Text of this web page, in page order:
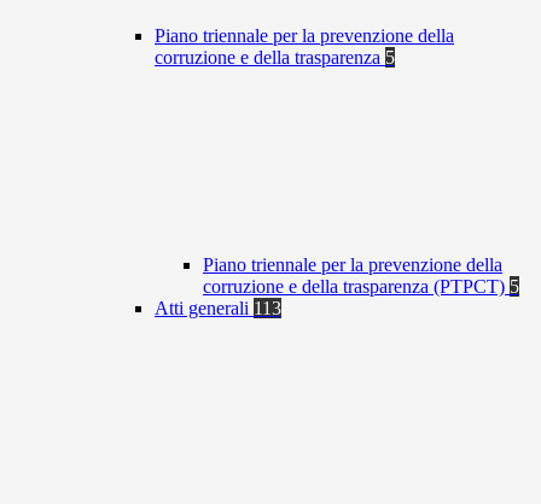
Piano triennale per la prevenzione della
corruzione e della trasparenza 5
Piano triennale per la prevenzione della
corruzione e della trasparenza (PTPCT) 5
Atti generali 113